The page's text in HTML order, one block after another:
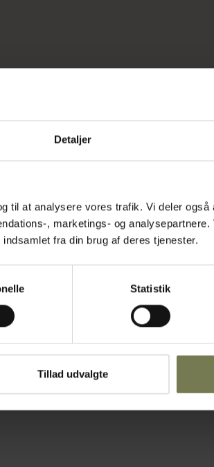
Detaljer
til at analysere vores trafik. Vi deler også
, marketings- og
fra din brug af deres tjenester.
Statistik
Tillad udvalgte